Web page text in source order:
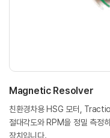
Magnetic Resolver
친환경차용 HSG 모터,
절대각도와 RPM을 정밀 측정
장치입니다.